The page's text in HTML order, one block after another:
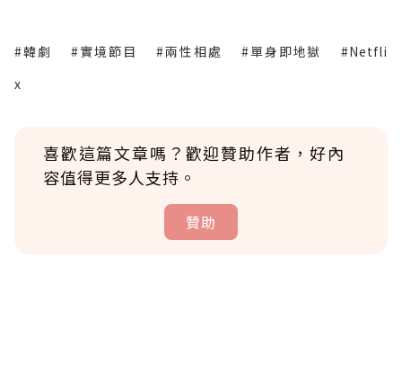
#韓劇 #實境節目 #兩性相處 #單身即地獄
#Netfli
x
喜歡這篇文章嗎？歡迎贊助作者，好內
容值得更多人支持。
贊助